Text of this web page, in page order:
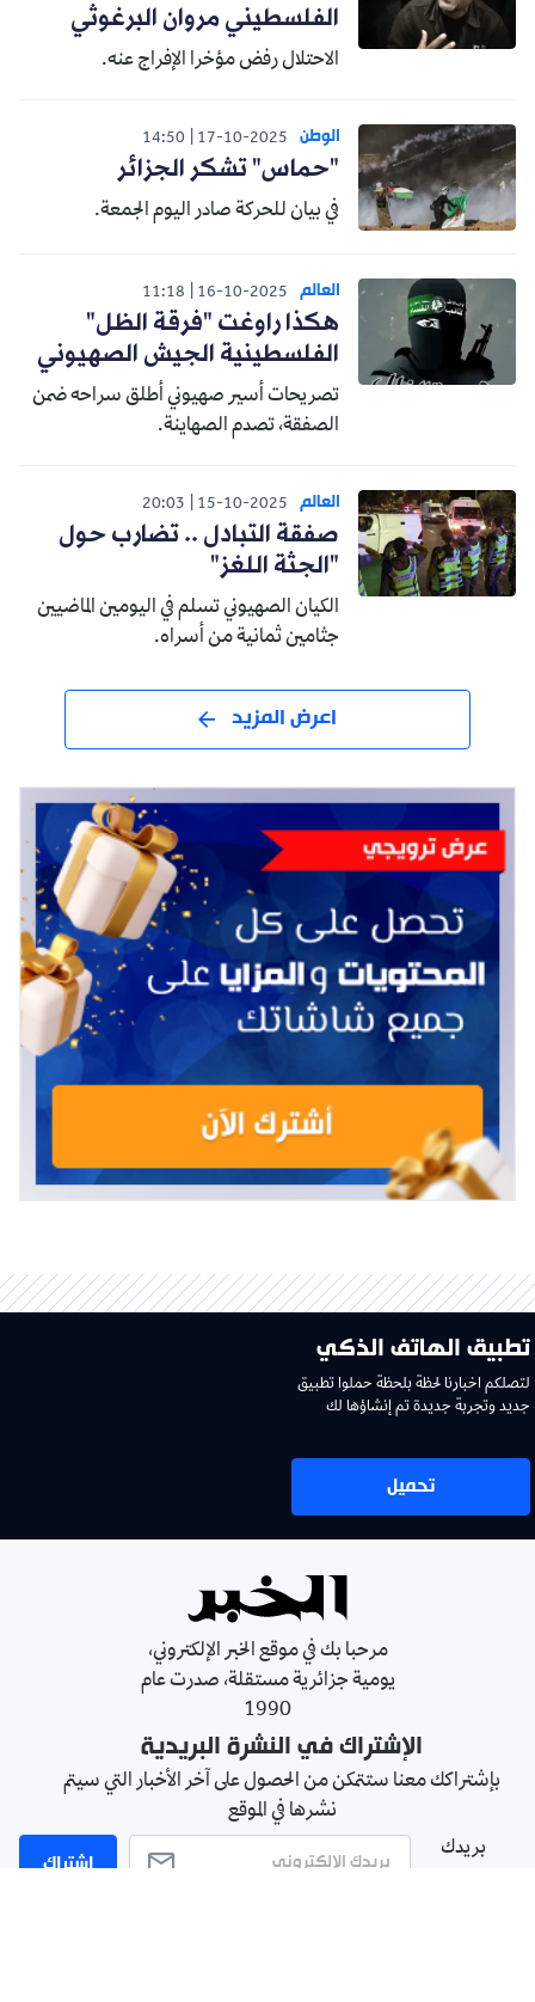
الفلسطيني مروان البرغوثي
الاحتلال رفض مؤخرا الإفراج عنه.
الوطن 17-10-2025
14:50
"حماس" تشكر الجزائر
في بيان للحركة صادر اليوم الجمعة.
العالم 16-10-2025
11:18
هكذا راوغت "فرقة الظل"
الفلسطينية الجيش الصهيوني
تصريحات أسير صهيوني أطلق سراحه ضمن
الصفقة، تصدم الصهاينة.
العالم 15-10-2025
20:03
صفقة التبادل .. تضارب حول
"الجثة اللغز"
الكيان الصهيوني تسلم في اليومين الماضيين
جثامين ثمانية من أسراه.
اعرض المزيد
تطبيق الهاتف الذكي
لتصلكم اخبارنا لحظة بلحظة حملوا تطبيق
جديد وتجربة جديدة تم إنشاؤها لك
تحميل
مرحبا بك في موقع الخبر الإلكتروني،
يومية جزائرية مستقلة، صدرت عام
1990
الإشتراك في النشرة البريدية
بإشتراكك معنا ستتمكن من الحصول على آخر الأخبار التي سيتم
نشرها في الموقع
بريدك
اشتراك